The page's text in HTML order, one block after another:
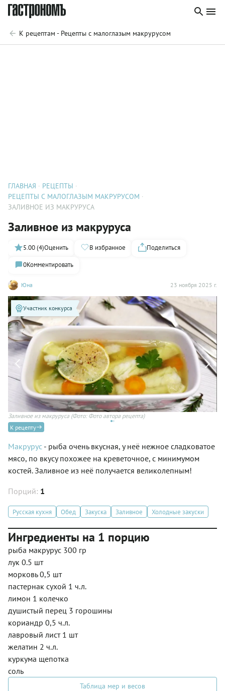
К рецептам - Рецепты с малоглазым макрурусом
ГЛАВНАЯ
РЕЦЕПТЫ
РЕЦЕПТЫ С МАЛОГЛАЗЫМ МАКРУРУСОМ
ЗАЛИВНОЕ ИЗ МАКРУРУСА
Заливное из макруруса
Юна 23 ноября 2025 г.
5.00 (4)Оценить В избранное
Поделиться
0Комментировать
Участник конкурса
Заливное из макруруса (Фото: Фото автора рецепта)
К рецепту
Макрурус - рыба очень вкусная, у неё нежное сладковатое
мясо, по вкусу похожее на креветочное, с минимумом
костей. Заливное из неё получается великолепным!
Порций: 1
Русская кухня Обед Закуска Заливное Холодные закуски
Ингредиенты на 1 порцию
рыба макрурус 300 гр
лук 0.5 шт
морковь 0,5 шт
пастернак сухой 1 ч.л.
лимон 1 колечко
душистый перец 3 горошины
кориандр 0,5 ч.л.
лавровый лист 1 шт
желатин 2 ч.л.
куркума щепотка
соль
Таблица мер и весов